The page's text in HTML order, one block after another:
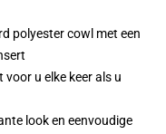
polyester cowl met een
u elke keer als u
look en eenvoudige